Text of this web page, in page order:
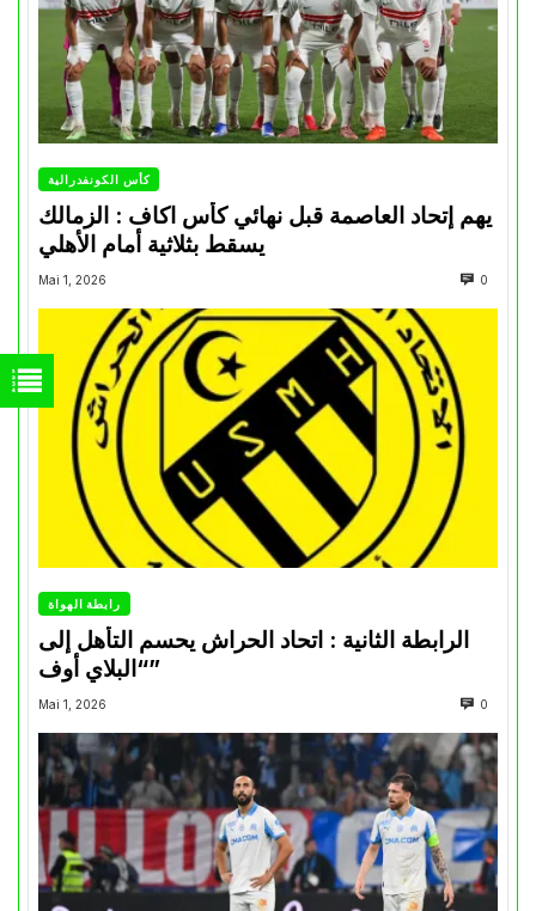
كأس الكونفدرالية
يهم إتحاد العاصمة قبل نهائي كأس اكاف : الزمالك
Mai 1, 2026 0
رابطة الهواة
الرابطة الثانية : اتحاد الحراش يحسم التأهل إلى
“البلاي أوف”
Mai 1, 2026 0